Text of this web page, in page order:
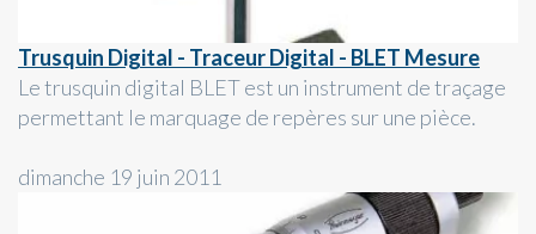
Trusquin Digital - Traceur Digital - BLET Mesure
Le trusquin digital BLET est un instrument de traçage
permettant le marquage de repères sur une pièce.
dimanche 19 juin 2011